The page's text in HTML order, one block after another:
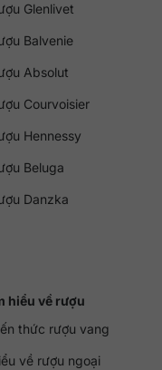
Glenlivet
Balvenie
Absolut
Courvoisier
Hennessy
Beluga
Danzka
hiểu về rượu
thức rượu vang
về rượu ngoại